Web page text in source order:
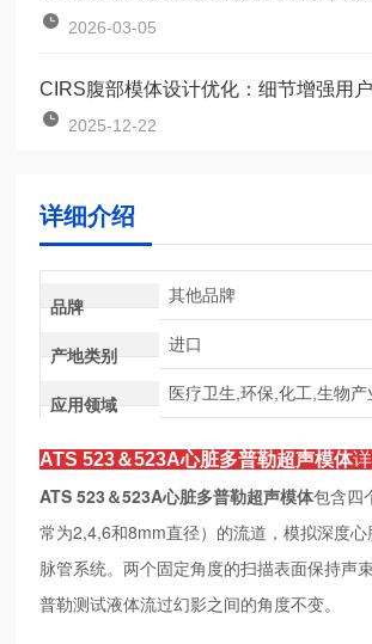
2026-03-05
CIRS腹部模体设计优化：细节增强用
2025-12-22
详细介绍
品牌
其他品牌
产地类别
进口
应用领域
医疗卫生,环保,化工,生物产
ATS 523＆523A心脏多普勒超声模体
ATS 523＆523A心脏多普勒超声模体包含四
常为2,4,6和8mm直径）的流道，模拟深度
脉管系统。两个固定角度的扫描表面保持声
普勒测试液体流过幻影之间的角度不变。